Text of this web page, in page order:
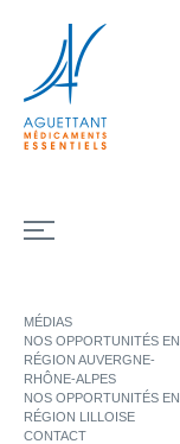
MÉDIAS
NOS OPPORTUNITÉS EN
RÉGION AUVERGNE-
RHÔNE-ALPES
NOS OPPORTUNITÉS EN
RÉGION LILLOISE
CONTACT